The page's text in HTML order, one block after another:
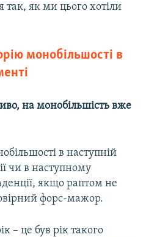
так, як ми цього хотіли
монобільшості в
на монобільшість вже
в наступній
чи в наступному
якщо раптом не
форс-мажор.
– це був рік такого